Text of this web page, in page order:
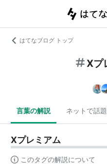
はてなブログ トップ
Xプ
言葉の解説 ネットで話題
Xプレミアム
このタグの解説について